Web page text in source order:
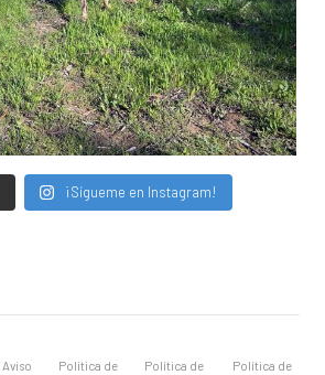
¡Sígueme en Instagram!
Aviso Política de Política de Política de